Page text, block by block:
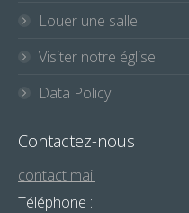
Louer une salle
Visiter notre église
Data Policy
Contactez-nous
contact mail
Téléphone :